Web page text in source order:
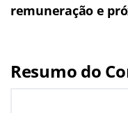
remuneração e
Resumo do